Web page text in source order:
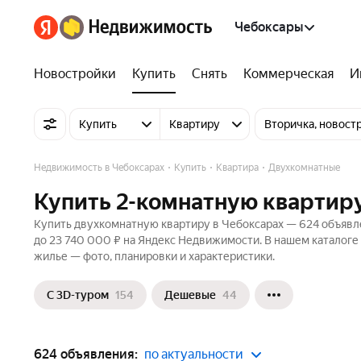
Чебоксары
Новостройки Купить Снять Коммерческая
Купить Квартиру Вторичка,
Недвижимость в Чебоксарах Купить Квартира Двухкомнатные
Купить 2-комнатную
Купить двухкомнатную квартиру в Чебоксарах — 624
до 23 740 000 ₽ на Яндекс Недвижимости. В нашем
жилье — фото, планировки и характеристики.
С 3D-туром 154 Дешевые 44
624 объявления: по актуальности